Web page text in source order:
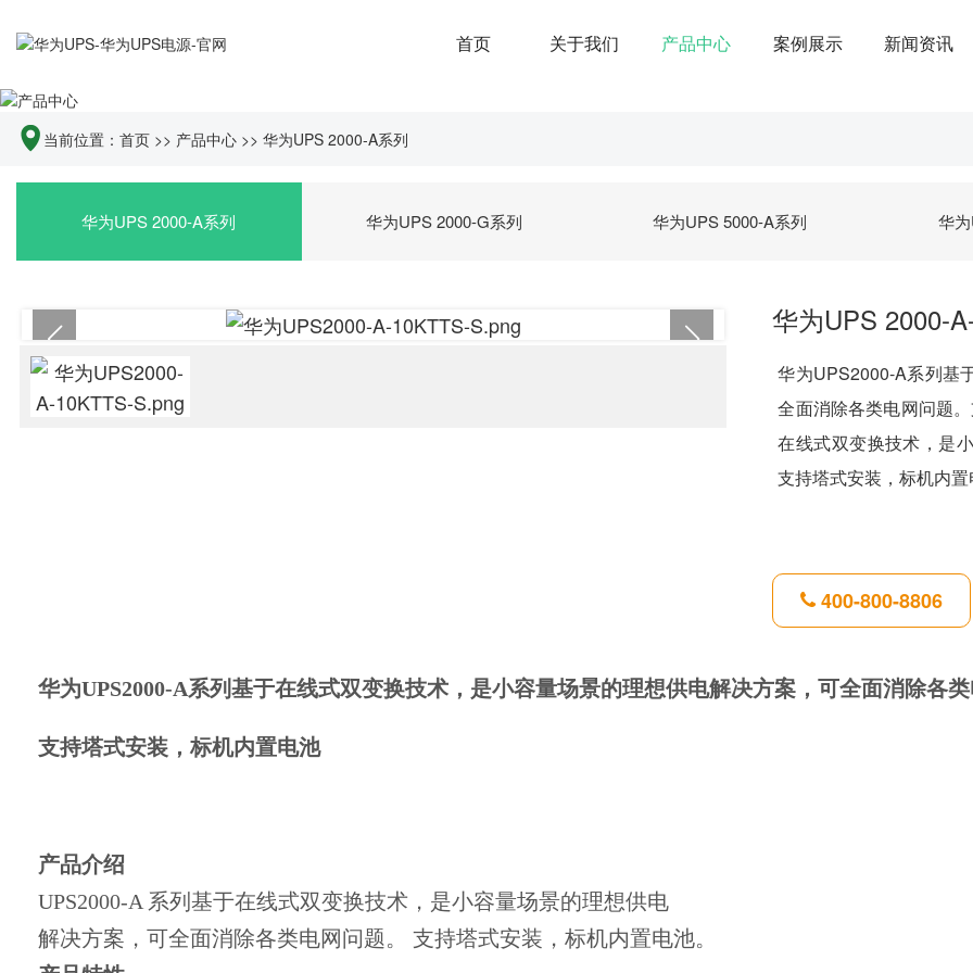
首页 关于我们 产品中心 案例展示 新闻资讯
当前位置： 首页 >> 产品中心 >> 华为UPS 2000-A系列
华为UPS 2000-A系列 华为UPS 2000-G系列 华为UPS 5000-A系列 华
华为UPS 2000-
华为UPS2000-A系列基
全面消除各类电网问题
在线式双变换技术，是
支持塔式安装，标机内
400-800-8806
华为UPS2000-A系列基于在线式双变换技术，是小容量场景的理想供电解决方案，可全面消除各类
支持塔式安装，标机内置电池
产品介绍
UPS2000-A 系列基于在线式双变换技术，是小容量场景的理想供电
解决方案，可全面消除各类电网问题。 支持塔式安装，标机内置电池。